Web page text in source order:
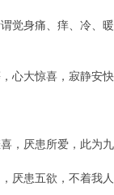
觉身痛、痒、冷、
心大惊喜，寂静安
，厌患所爱，此为九
厌患五欲，不着我人